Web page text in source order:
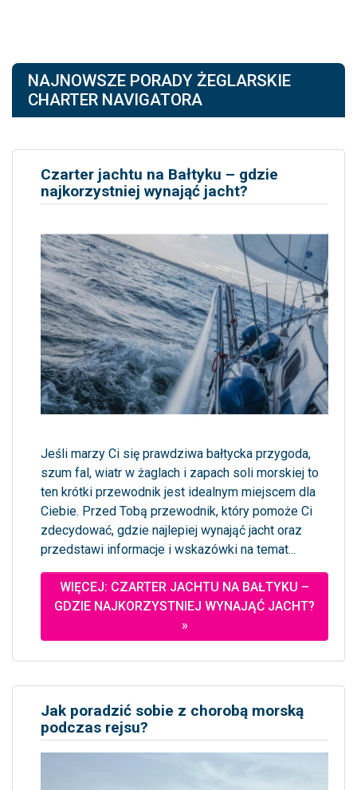
NAJNOWSZE PORADY ŻEGLARSKIE
CHARTER NAVIGATORA
Czarter jachtu na Bałtyku – gdzie
najkorzystniej wynająć jacht?
Jeśli marzy Ci się prawdziwa bałtycka przygoda,
szum fal, wiatr w żaglach i zapach soli morskiej to
ten krótki przewodnik jest idealnym miejscem dla
Ciebie. Przed Tobą przewodnik, który pomoże Ci
zdecydować, gdzie najlepiej wynająć jacht oraz
przedstawi informacje i wskazówki na temat...
WIĘCEJ: CZARTER JACHTU NA BAŁTYKU –
GDZIE NAJKORZYSTNIEJ WYNAJĄĆ JACHT?
»
Jak poradzić sobie z chorobą morską
podczas rejsu?